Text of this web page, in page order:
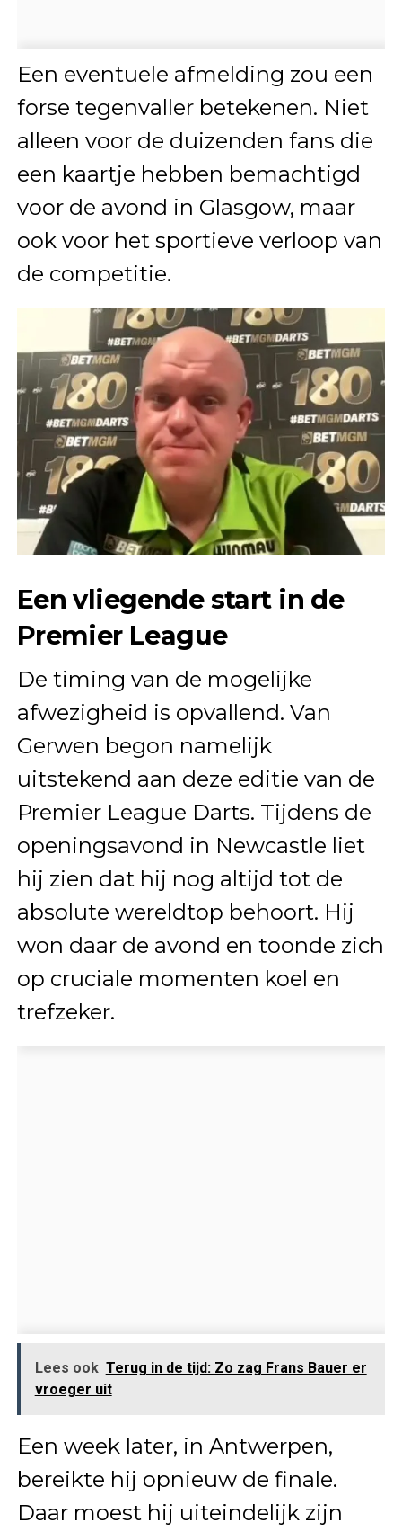
Een eventuele afmelding zou een
forse tegenvaller betekenen. Niet
alleen voor de duizenden fans die
een kaartje hebben bemachtigd
voor de avond in Glasgow, maar
ook voor het sportieve verloop van
de competitie.
Een vliegende start in de
Premier League
De timing van de mogelijke
afwezigheid is opvallend. Van
Gerwen begon namelijk
uitstekend aan deze editie van de
Premier League Darts. Tijdens de
openingsavond in Newcastle liet
hij zien dat hij nog altijd tot de
absolute wereldtop behoort. Hij
won daar de avond en toonde zich
op cruciale momenten koel en
trefzeker.
Lees ook Terug in de tijd: Zo zag Frans Bauer er
vroeger uit
Een week later, in Antwerpen,
bereikte hij opnieuw de finale.
Daar moest hij uiteindelijk zijn